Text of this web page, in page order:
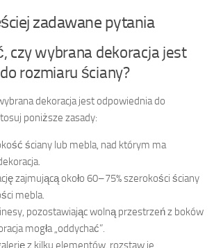
zadawane pytania
czy wybrana dekoracja jest
rozmiaru ściany?
dekoracja jest odpowiednia do
poniższe zasady:
ściany lub mebla, nad którym ma
zajmującą około 60–75% szerokości ściany
mebla.
pozostawiając wolną przestrzeń z boków
mogła „oddychać”.
z kilku elementów, rozstaw je